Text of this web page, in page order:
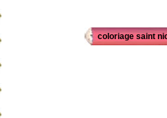
coloriage saint